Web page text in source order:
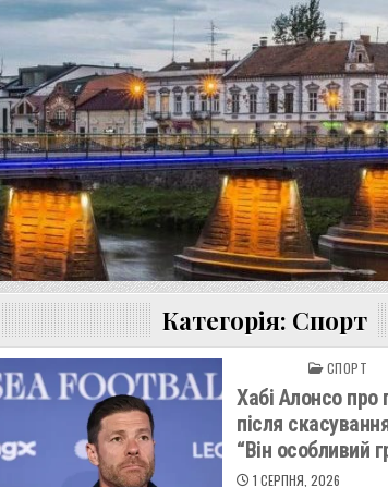
Категорія: Спорт
СПОРТ
Хабі Алонсо
після
“Він особливий
1 СЕРПНЯ, 2026